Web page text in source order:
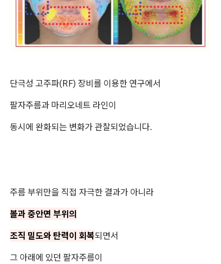
단극성 고주파(RF) 장비를 이용한 연구에서
팔자주름과 마리오네트 라인이
동시에 완화되는 변화가 관찰되었습니다.
주름 부위만을 직접 자극한 결과가 아니라
볼과 중안면 부위의
조직 밀도와 탄력이 회복되면서
그 아래에 있던 팔자주름이